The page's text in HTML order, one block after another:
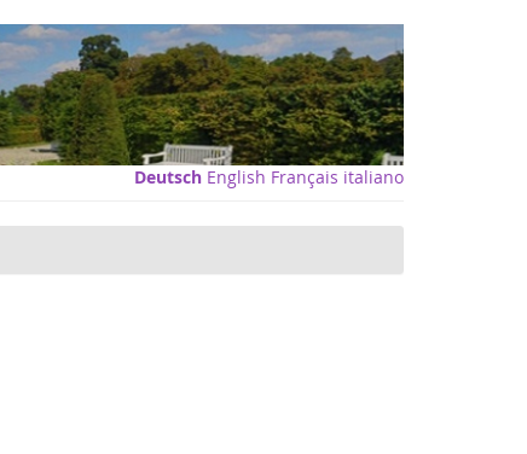
Deutsch English Français italiano